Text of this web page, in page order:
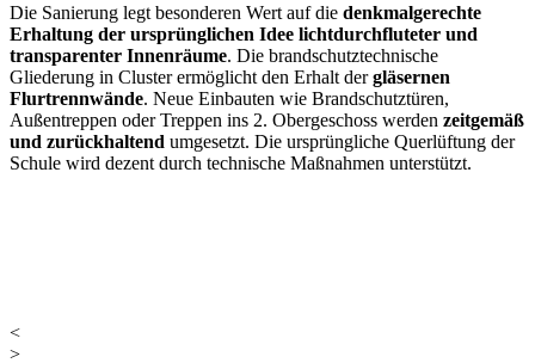
Die Sanierung legt besonderen Wert auf die denkmalgerechte
Erhaltung der ursprünglichen Idee lichtdurchfluteter und
transparenter Innenräume. Die brandschutztechnische
Gliederung in Cluster ermöglicht den Erhalt dergläsernen
Flurtrennwände. Neue Einbauten wie Brandschutztüren,
Außentreppen oder Treppen ins 2. Obergeschoss werden zeitgemäß
und zurückhaltend umgesetzt. Die ursprüngliche Querlüftung der
Schule wird dezent durch technische Maßnahmen unterstützt.
<
>